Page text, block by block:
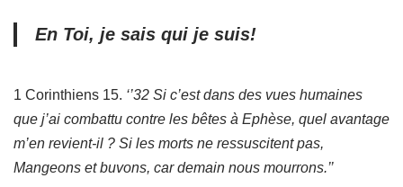
En Toi, je sais qui je suis!
1 Corinthiens 15. ‘’32 Si c’est dans des vues humaines
que j’ai combattu contre les bêtes à Ephèse, quel avantage
m’en revient-il ? Si les morts ne ressuscitent pas,
Mangeons et buvons, car demain nous mourrons.’’